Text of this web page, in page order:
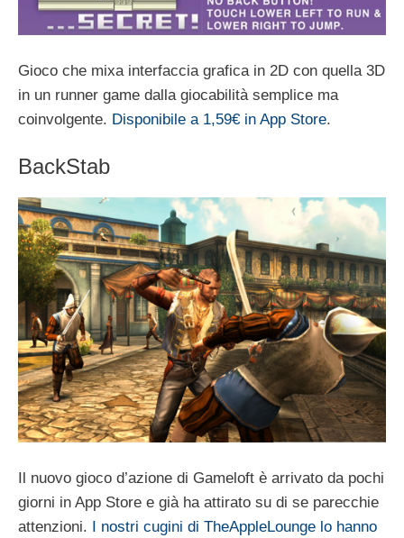
Gioco che mixa interfaccia grafica in 2D con quella 3D
in un runner game dalla giocabilità semplice ma
coinvolgente. Disponibile a 1,59€ in App Store.
BackStab
Il nuovo gioco d’azione di Gameloft è arrivato da pochi
giorni in App Store e già ha attirato su di se parecchie
attenzioni. I nostri cugini di TheAppleLounge lo hanno